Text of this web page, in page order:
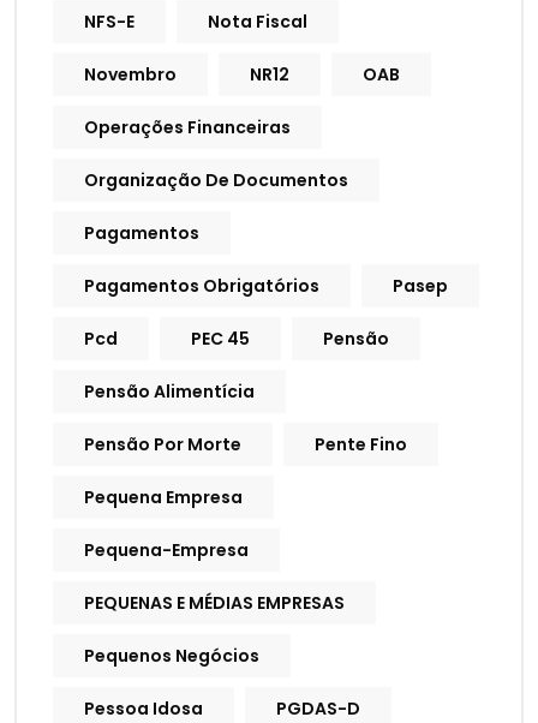
NFS-E Nota Fiscal
Novembro NR12 OAB
Operações Financeiras
Organização De Documentos
Pagamentos
Pagamentos Obrigatórios Pasep
Pcd PEC 45 Pensão
Pensão Alimentícia
Pensão Por Morte Pente Fino
Pequena Empresa
Pequena-Empresa
PEQUENAS E MÉDIAS EMPRESAS
Pequenos Negócios
Pessoa Idosa PGDAS-D